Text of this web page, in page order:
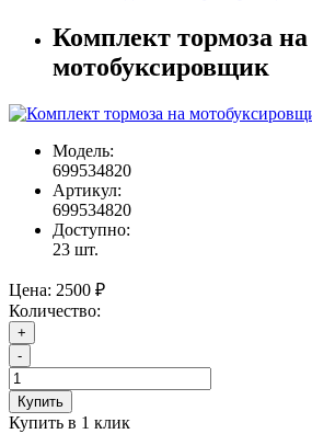
Комплект тормоза на
мотобуксировщик
Модель:
699534820
Артикул:
699534820
Доступно:
23 шт.
Цена: 2500 ₽
Количество:
+
-
Купить
Купить в 1 клик